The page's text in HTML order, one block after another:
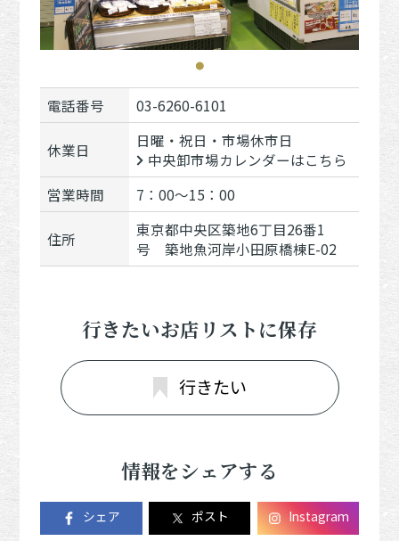
電話番号 03-6260-6101
休業日
日曜・祝日・市場休市日
中央卸市場カレンダーはこちら
営業時間
7：00～15：00
住所
東京都中央区築地6丁目26番1
号 築地魚河岸小田原橋棟E-02
行きたいお店リストに保存
行きたい
情報をシェアする
シェア ポスト Instagram